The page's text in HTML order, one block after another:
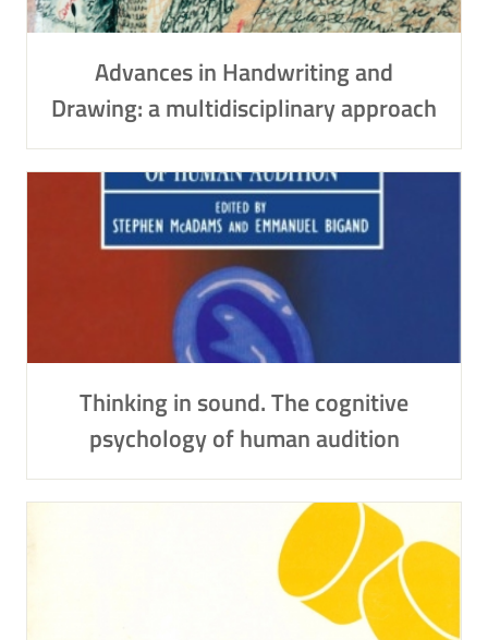
Advances in Handwriting and
Drawing: a multidisciplinary approach
Thinking in sound. The cognitive
psychology of human audition